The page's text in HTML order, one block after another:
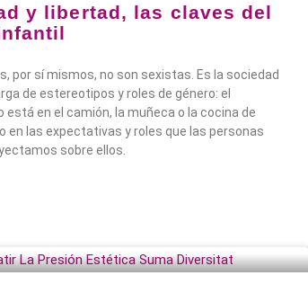
y libertad, las claves del
por sí mismos, no son sexistas. Es la sociedad
de estereotipos y roles de género: el
está en el camión, la muñeca o la cocina de
en las expectativas y roles que las personas
sobre ellos.